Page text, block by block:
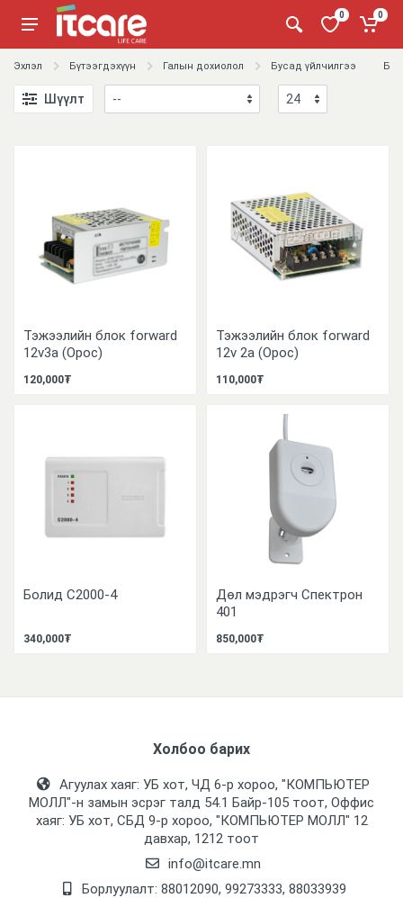
0 0
Эхлэл Бүтээгдэхүүн Галын дохиолол Бусад үйлчилгээ
Шүүлт
Тэжээлийн блок forward
12v3a (Орос)
120,000₮
Тэжээлийн блок forward
12v 2a (Орос)
110,000₮
Болид С2000-4
340,000₮
Дөл мэдрэгч Спектрон
401
850,000₮
Холбоо барих
Агуулах хаяг: УБ хот, ЧД 6-р хороо, "КОМПЬЮТЕР
МОЛЛ᠌"-н замын эсрэг талд 54.1 Байр-105 тоот, Оффис
хаяг: УБ хот, СБД 9-р хороо, "КОМПЬЮТЕР МОЛЛ᠌" 12
давхар, 1212 тоот
info@itcare.mn
Борлуулалт: 88012090, 99273333, 88033939